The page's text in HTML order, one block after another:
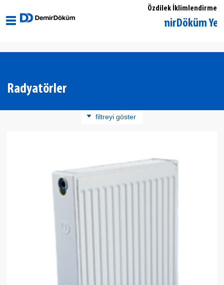
Özdilek İklimlendirme
Afyon Dinar DemirDöküm Yetkili
Radyatörler
filtreyi göster